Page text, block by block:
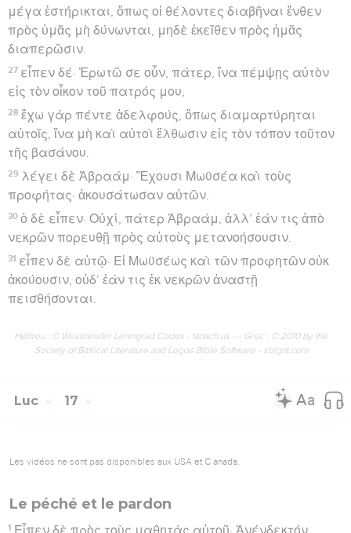
μέγα ἐστήρικται, ὅπως οἱ θέλοντες διαβῆναι ἔνθεν
πρὸς ὑμᾶς μὴ δύνωνται, μηδὲ ἐκεῖθεν πρὸς ἡμᾶς
διαπερῶσιν.
27 εἶπεν δέ· Ἐρωτῶ σε οὖν, πάτερ, ἵνα πέμψῃς αὐτὸν
εἰς τὸν οἶκον τοῦ πατρός μου,
28 ἔχω γὰρ πέντε ἀδελφούς, ὅπως διαμαρτύρηται
αὐτοῖς, ἵνα μὴ καὶ αὐτοὶ ἔλθωσιν εἰς τὸν τόπον τοῦτον
τῆς βασάνου.
29 λέγει δὲ Ἀβραάμ· Ἔχουσι Μωϋσέα καὶ τοὺς
προφήτας· ἀκουσάτωσαν αὐτῶν.
30 ὁ δὲ εἶπεν· Οὐχί, πάτερ Ἀβραάμ, ἀλλ’ ἐάν τις ἀπὸ
νεκρῶν πορευθῇ πρὸς αὐτοὺς μετανοήσουσιν.
31 εἶπεν δὲ αὐτῷ· Εἰ Μωϋσέως καὶ τῶν προφητῶν οὐκ
ἀκούουσιν, οὐδ’ ἐάν τις ἐκ νεκρῶν ἀναστῇ
πεισθήσονται.
Hébreu : © Westminster Leningrad Codex - tanach.us --- Grec : © 2010 by the
Society of Biblical Literature and Logos Bible Software - sblgnt.com
Luc 17
Les vidéos ne sont pas disponibles aux USA et C anada.
Le péché et le pardon
1 Εἶπεν δὲ πρὸς τοὺς μαθητὰς αὐτοῦ· Ἀνένδεκτόν